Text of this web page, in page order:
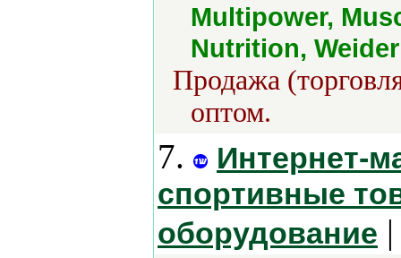
Multipower,
Nutrition, Weider
Продажа
оптом.
7.
Интернет-
спортивные
оборудование